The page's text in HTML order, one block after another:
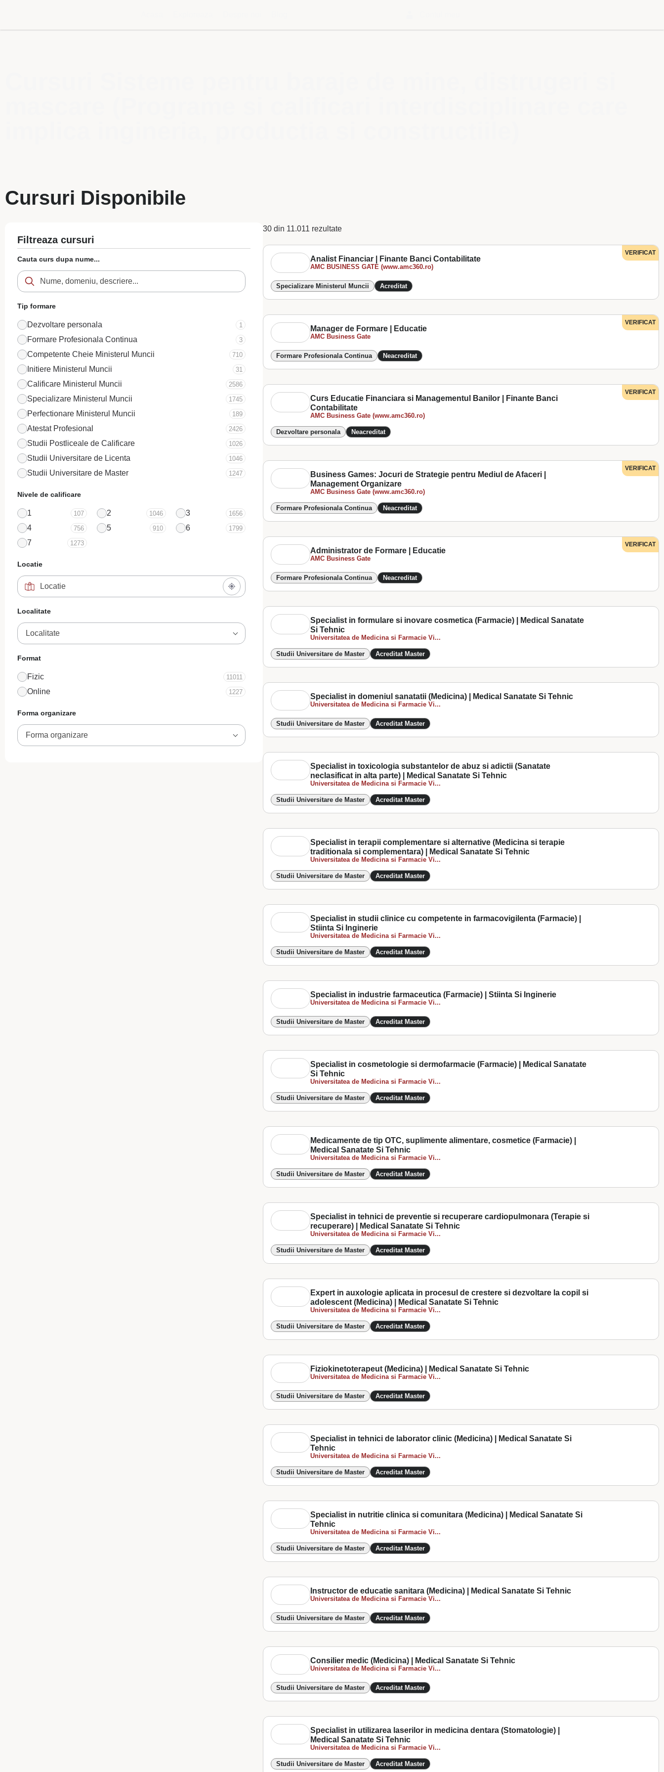
Cursuri Disponibile
Filtreaza cursuri
Cauta curs dupa nume...
Tip formare
Dezvoltare personala 1
Formare Profesionala Continua 3
Competente Cheie Ministerul Muncii 710
Initiere Ministerul Muncii 31
Calificare Ministerul Muncii 2586
Specializare Ministerul Muncii 1745
Perfectionare Ministerul Muncii 189
Atestat Profesional 2426
Studii Postliceale de Calificare 1026
Studii Universitare de Licenta 1046
Studii Universitare de Master 1247
Nivele de calificare
1 107 2 1046 3 1656
4 756 5 910 6 1799
7 1273
Locatie
Localitate
Localitate
Format
Fizic 11011
Online 1227
Forma organizare
Forma organizare
30 din 11.011 rezultate
Analist Financiar | Finante Banci Contabilitate
AMC BUSINESS GATE (www.amc360.ro)
Specializare Ministerul Muncii Acreditat
VERIFICAT
Manager de Formare | Educatie
AMC Business Gate
Formare Profesionala Continua Neacreditat
VERIFICAT
Curs Educatie Financiara si Managementul Banilor | Finante Banci
Contabilitate
AMC Business Gate (www.amc360.ro)
Dezvoltare personala Neacreditat
VERIFICAT
Business Games: Jocuri de Strategie pentru Mediul de Afaceri |
Management Organizare
AMC Business Gate (www.amc360.ro)
Formare Profesionala Continua Neacreditat
VERIFICAT
Administrator de Formare | Educatie
AMC Business Gate
Formare Profesionala Continua Neacreditat
VERIFICAT
Specialist in formulare si inovare cosmetica (Farmacie) | Medical Sanatate
Si Tehnic
Universitatea de Medicina si Farmacie Vi...
Studii Universitare de Master Acreditat Master
Specialist in domeniul sanatatii (Medicina) | Medical Sanatate Si Tehnic
Universitatea de Medicina si Farmacie Vi...
Studii Universitare de Master Acreditat Master
Specialist in toxicologia substantelor de abuz si adictii (Sanatate
neclasificat in alta parte) | Medical Sanatate Si Tehnic
Universitatea de Medicina si Farmacie Vi...
Studii Universitare de Master Acreditat Master
Specialist in terapii complementare si alternative (Medicina si terapie
traditionala si complementara) | Medical Sanatate Si Tehnic
Universitatea de Medicina si Farmacie Vi...
Studii Universitare de Master Acreditat Master
Specialist in studii clinice cu competente in farmacovigilenta (Farmacie) |
Stiinta Si Inginerie
Universitatea de Medicina si Farmacie Vi...
Studii Universitare de Master Acreditat Master
Specialist in industrie farmaceutica (Farmacie) | Stiinta Si Inginerie
Universitatea de Medicina si Farmacie Vi...
Studii Universitare de Master Acreditat Master
Specialist in cosmetologie si dermofarmacie (Farmacie) | Medical Sanatate
Si Tehnic
Universitatea de Medicina si Farmacie Vi...
Studii Universitare de Master Acreditat Master
Medicamente de tip OTC, suplimente alimentare, cosmetice (Farmacie) |
Medical Sanatate Si Tehnic
Universitatea de Medicina si Farmacie Vi...
Studii Universitare de Master Acreditat Master
Specialist in tehnici de preventie si recuperare cardiopulmonara (Terapie si
recuperare) | Medical Sanatate Si Tehnic
Universitatea de Medicina si Farmacie Vi...
Studii Universitare de Master Acreditat Master
Expert in auxologie aplicata in procesul de crestere si dezvoltare la copil si
adolescent (Medicina) | Medical Sanatate Si Tehnic
Universitatea de Medicina si Farmacie Vi...
Studii Universitare de Master Acreditat Master
Fiziokinetoterapeut (Medicina) | Medical Sanatate Si Tehnic
Universitatea de Medicina si Farmacie Vi...
Studii Universitare de Master Acreditat Master
Specialist in tehnici de laborator clinic (Medicina) | Medical Sanatate Si
Tehnic
Universitatea de Medicina si Farmacie Vi...
Studii Universitare de Master Acreditat Master
Specialist in nutritie clinica si comunitara (Medicina) | Medical Sanatate Si
Tehnic
Universitatea de Medicina si Farmacie Vi...
Studii Universitare de Master Acreditat Master
Instructor de educatie sanitara (Medicina) | Medical Sanatate Si Tehnic
Universitatea de Medicina si Farmacie Vi...
Studii Universitare de Master Acreditat Master
Consilier medic (Medicina) | Medical Sanatate Si Tehnic
Universitatea de Medicina si Farmacie Vi...
Studii Universitare de Master Acreditat Master
Specialist in utilizarea laserilor in medicina dentara (Stomatologie) |
Medical Sanatate Si Tehnic
Universitatea de Medicina si Farmacie Vi...
Studii Universitare de Master Acreditat Master